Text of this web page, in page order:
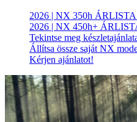
2026 | NX 350h ÁRLISTA
2026 | NX 450h+
Tekintse meg
Állítsa össze saját NX
Kérjen ajánlatot!